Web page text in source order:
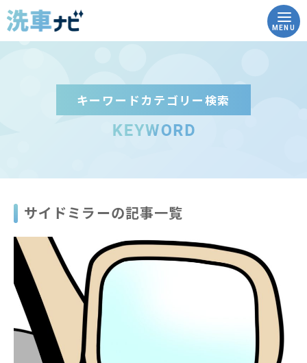
MENU
トップ
洗車の豆知識
実践！how to洗車
こんな時どうする？Q&A
コイン洗車場を調べる
コラム
キャラクター紹介
キーワードカテゴリー検索
サイドミラーの記事一覧